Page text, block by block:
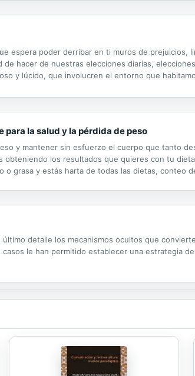
espera poder derribar en ti muros de
de hacer de nuestras elecciones diarias,
y lúcido, que involucren el entorno que
la salud y la pérdida de peso
y mantener sin esfuerzo el cuerpo que tanto
obteniendo los resultados que quieres con tu
o grasa y estás harta de todas las dietas,
último detalle los mecanismos ocultos que
le han permitido establecer una estrategia